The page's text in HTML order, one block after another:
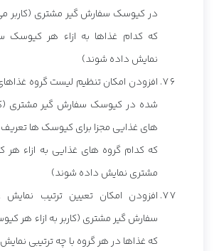
در کیوسک سفارش گیر مشتری (کاربر می
که کدام غذاها به ازاء هر کیوسک
نمایش داده شوند)
افزودن امکان تنظیم لیست گروه
شده در کیوسک سفارش گیر مشتری
های غذایی مجزا برای کیوسک ها تعریف
که کدام گروه های غذایی به ازاء
مشتری نمایش داده شوند)
افزودن امکان تعیین ترتیب
سفارش گیر مشتری (کاربر به ازاء هر
که غذاها در هر گروه با چه ترتیبی